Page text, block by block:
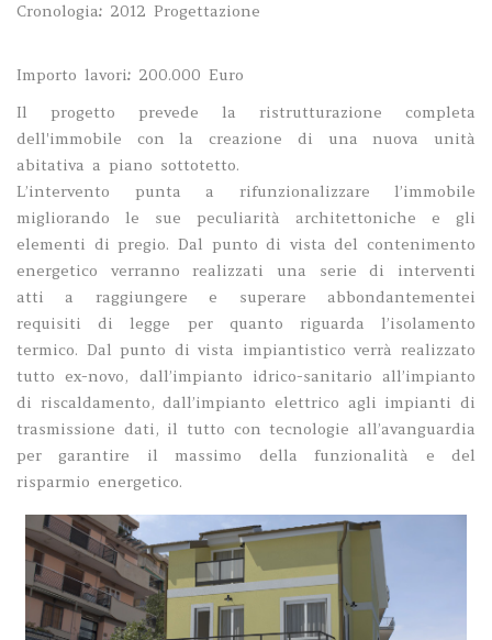
Cronologia: 2012 Progettazione
Importo lavori: 200.000 Euro
Il progetto prevede la ristrutturazione completa
dell'immobile con la creazione di una nuova unità
abitativa a piano sottotetto.
L’intervento punta a rifunzionalizzare l’immobile
migliorando le sue peculiarità architettoniche e gli
elementi di pregio. Dal punto di vista del contenimento
energetico verranno realizzati una serie di interventi
atti a raggiungere e superare abbondantementei
requisiti di legge per quanto riguarda l’isolamento
termico. Dal punto di vista impiantistico verrà realizzato
tutto ex-novo, dall’impianto idrico-sanitario all’impianto
di riscaldamento, dall’impianto elettrico agli impianti di
trasmissione dati, il tutto con tecnologie all’avanguardia
per garantire il massimo della funzionalità e del
risparmio energetico.